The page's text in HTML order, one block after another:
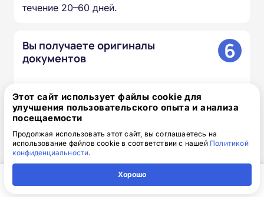
течение 20–60 дней.
Вы получаете оригиналы
документов
6
Скан-копии направляем на почту в день
окончания курса, оригиналы доставляем
Почтой России бесплатно.
Доступная интерактивная
Этот сайт использует файлы cookie для
улучшения пользовательского опыта и анализа
посещаемости
Продолжая использовать этот сайт, вы соглашаетесь на
использование файлов cookie в соответствии с нашей Политикой
конфиденциальности.
Хорошо